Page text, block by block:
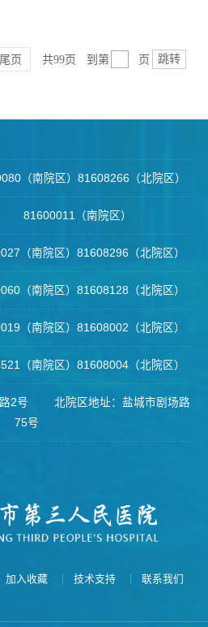
尾页 共99页 到第 页 跳转
（南院区）81608266（北院区）
81600011（南院区）
（南院区）81608296（北院区）
南院区）81608128（北院区）
南院区）81608002（北院区）
南院区）81608004（北院区）
路2号 北院区地址：盐城市剧场路
75号
加入收藏 技术支持 联系我们